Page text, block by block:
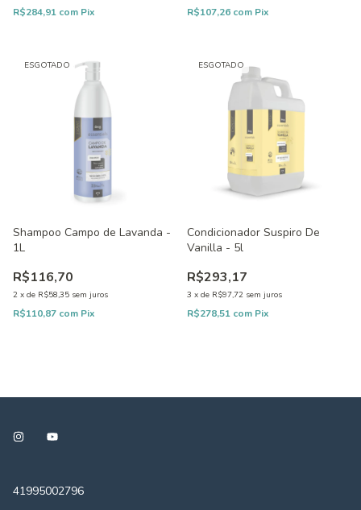
R$284,91 com Pix R$107,26 com Pix
ESGOTADO
Shampoo Campo de Lavanda -
1L
R$116,70
2 x de R$58,35 sem juros
R$110,87 com Pix
ESGOTADO
Condicionador Suspiro De
Vanilla - 5l
R$293,17
3 x de R$97,72 sem juros
R$278,51 com Pix
41995002796